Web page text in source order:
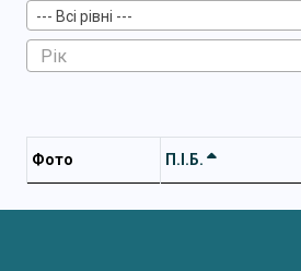
--- Всі рівні ---
Фото П.І.Б.